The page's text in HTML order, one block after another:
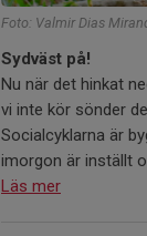
Foto: Valmir Dias
Sydväst på!
Nu när det hinkat
vi inte kör sönder
Socialcyklarna är
imorgon är inställt
Läs mer